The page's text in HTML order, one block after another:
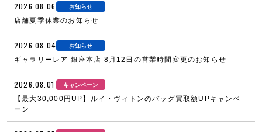
2026.08.06 お知らせ
店舗夏季休業のお知らせ
2026.08.04 お知らせ
ギャラリーレア 銀座本店 8月12日の営業時間変更のお知らせ
2026.08.01 キャンペーン
【最大30,000円UP】ルイ・ヴィトンのバッグ買取額UPキャンペ
ーン